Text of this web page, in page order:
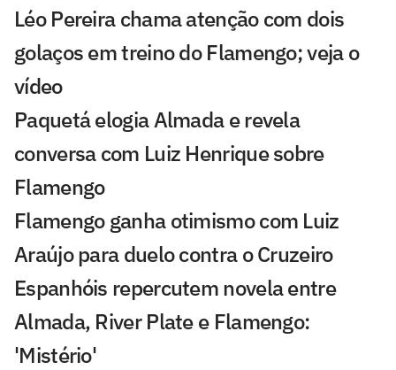
Léo Pereira chama atenção com dois
golaços em treino do Flamengo; veja o
vídeo
Paquetá elogia Almada e revela
conversa com Luiz Henrique sobre
Flamengo
Flamengo ganha otimismo com Luiz
Araújo para duelo contra o Cruzeiro
Espanhóis repercutem novela entre
Almada, River Plate e Flamengo:
'Mistério'